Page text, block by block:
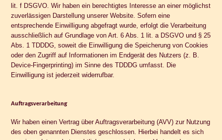
lit. f DSGVO. Wir haben ein berechtigtes Interesse an einer möglichst
zuverlässigen Darstellung unserer Website. Sofern eine
entsprechende Einwilligung abgefragt wurde, erfolgt die Verarbeitung
ausschließlich auf Grundlage von Art. 6 Abs. 1 lit. a DSGVO und § 25
Abs. 1 TDDDG, soweit die Einwilligung die Speicherung von Cookies
oder den Zugriff auf Informationen im Endgerät des Nutzers (z. B.
Device-Fingerprinting) im Sinne des TDDDG umfasst. Die
Einwilligung ist jederzeit widerrufbar.
Auftragsverarbeitung
Wir haben einen Vertrag über Auftragsverarbeitung (AVV) zur Nutzung
des oben genannten Dienstes geschlossen. Hierbei handelt es sich